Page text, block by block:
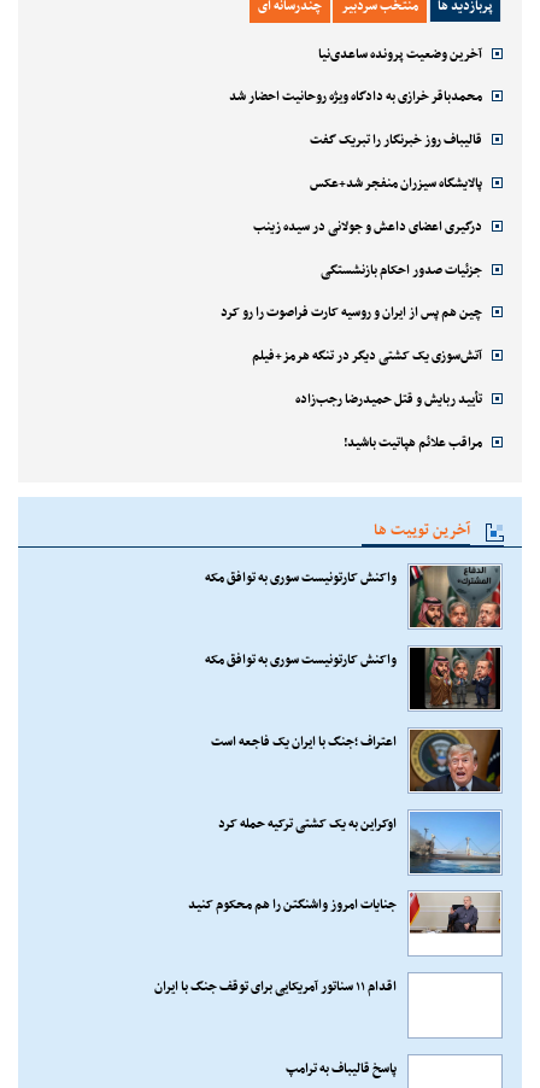
پربازدید ها منتخب سردبیر چندرسانه ای
آخرین وضعیت پرونده ساعدی‌نیا
محمدباقر خرازی به دادگاه ویژه روحانیت احضار شد
قالیباف روز خبرنگار را تبریک گفت
پالایشگاه سیزران منفجر شد+عکس
درگیری اعضای داعش و جولانی در سیده زینب
جزئیات صدور احکام بازنشستگی
چین هم پس از ایران و روسیه کارت فراصوت را رو کرد
آتش‌سوزی یک کشتی دیگر در تنگه هرمز+فیلم
تأیید ربایش و قتل حمیدرضا رجب‌زاده
مراقب علائم هپاتیت باشید!
آخرین توییت ها
واکنش کارتونیست سوری به توافق مکه
واکنش کارتونیست سوری به توافق مکه
اعتراف ؛جنگ با ایران یک فاجعه است
اوکراین به یک کشتی ترکیه حمله کرد
جنایات امروز واشنگتن را هم محکوم کنید
اقدام ۱۱ سناتور آمریکایی برای توقف جنگ با ایران
پاسخ قالیباف به ترامپ